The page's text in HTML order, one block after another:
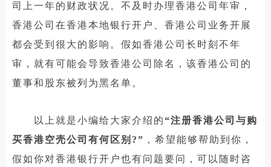
司上一年的财政状况。不及时办理香港公司年审，
香港公司在香港本地银行开户、香港公司业务开展
都会受到很大的影响。假如香港公司长时刻不年
审，就有可能会导致香港公司除名，该香港公司的
董事和股东被列为黑名单。
以上就是小编给大家介绍的“注册香港公司与购
买香港空壳公司有何区别?” ，希望能够帮助到你，
假如你对香港银行开户也有问题要问，可以随时咨